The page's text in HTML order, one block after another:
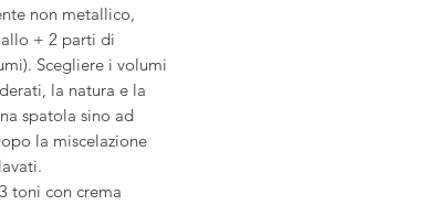
non metallico,
+ 2 parti di
Scegliere i volumi
la natura e la
spatola sino ad
la miscelazione
toni con crema